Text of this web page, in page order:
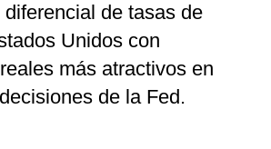
de tasas de
Unidos con
más atractivos en
de la Fed.